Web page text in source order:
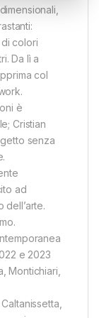
colori
Da lì a
col
è
Cristian
senza
ad
dell’arte.
e 2023
Montichiari,